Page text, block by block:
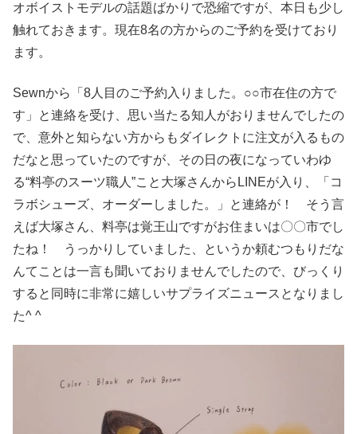
オボイストモデルの話題ばかりで恐縮ですが、本日も少し
触れておきます。現在8名の方からのご予約を受けており
ます。
Sewnから「8人目のご予約入りました。○○市在住の方で
す」と連絡を受け、思い当たる知人がおりませんでしたの
で、意外と知らない方からもダイレクトに注文が入るもの
だなと思っていたのですが、その日の夜になっていわゆ
る“料亭のスーツ職人”こと大塚さんからLINEが入り、「コ
ラボシューズ、オーダーしました。」と連絡が！ そう言
えば大塚さん、料亭は覚王山ですがお住まいは〇〇市でし
たね！ うっかりしていました、というか頼むつもりだな
んてことは一言も聞いておりませんでしたので、びっくり
すると同時に非常に嬉しいサプライズニュースとなりまし
た^ ^